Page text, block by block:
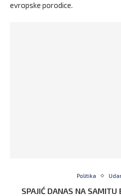
evropske porodice.
Politika
SPAJIĆ DANAS NA SAMITU